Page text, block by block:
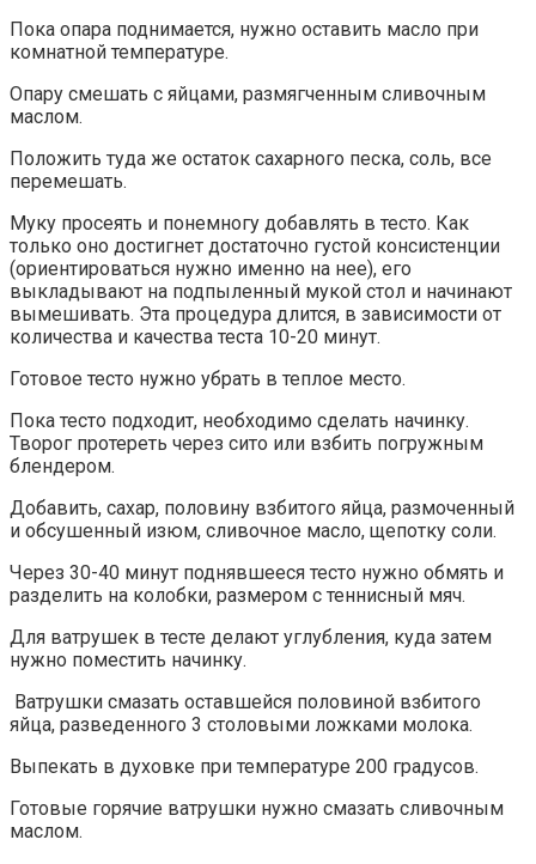
Пока опара поднимается, нужно оставить масло при
комнатной температуре.
Опару смешать с яйцами, размягченным сливочным
маслом.
Положить туда же остаток сахарного песка, соль, все
перемешать.
Муку просеять и понемногу добавлять в тесто. Как
только оно достигнет достаточно густой консистенции
(ориентироваться нужно именно на нее), его
выкладывают на подпыленный мукой стол и начинают
вымешивать. Эта процедура длится, в зависимости от
количества и качества теста 10-20 минут.
Готовое тесто нужно убрать в теплое место.
Пока тесто подходит, необходимо сделать начинку.
Творог протереть через сито или взбить погружным
блендером.
Добавить, сахар, половину взбитого яйца, размоченный
и обсушенный изюм, сливочное масло, щепотку соли.
Через 30-40 минут поднявшееся тесто нужно обмять и
разделить на колобки, размером с теннисный мяч.
Для ватрушек в тесте делают углубления, куда затем
нужно поместить начинку.
Ватрушки смазать оставшейся половиной взбитого
яйца, разведенного 3 столовыми ложками молока.
Выпекать в духовке при температуре 200 градусов.
Готовые горячие ватрушки нужно смазать сливочным
маслом.